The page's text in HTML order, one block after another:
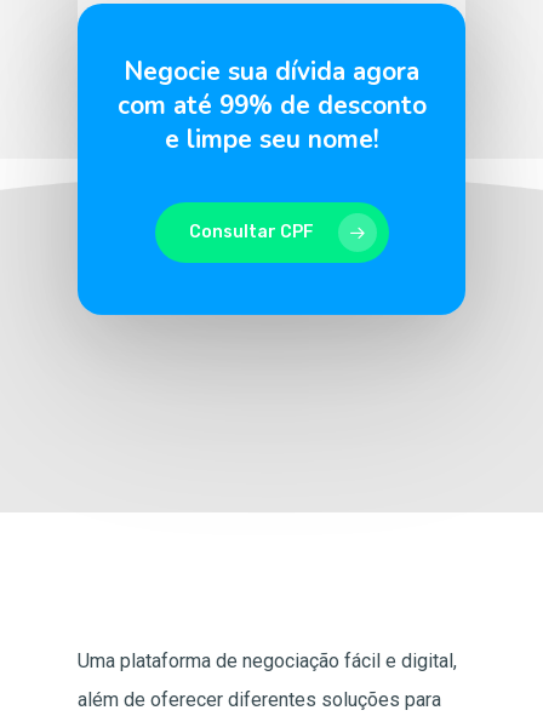
Negocie sua dívida agora
com até 99% de desconto
e limpe seu nome!
Consultar CPF
Uma plataforma de negociação fácil e digital,
além de oferecer diferentes soluções para